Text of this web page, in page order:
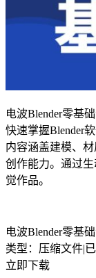
电波Blender零基
快速掌握Blender
内容涵盖建模、
创作能力。通过
觉作品。
电波Blender零基
类型：压缩文件|
立即下载